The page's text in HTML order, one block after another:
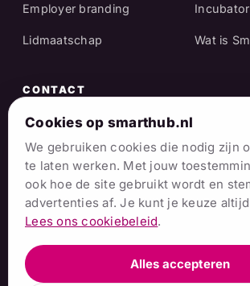
Employer branding
Lidmaatschap Wat is
CONTACT
Raadhuisstraat 25
7001 EX Doetinchem
info@smarthub.nl
06 38 06 65 16
Cookies op smarthub.nl
We gebruiken cookies die nodig zijn
te laten werken. Met jouw
ook hoe de site gebruikt wordt en
advertenties af. Je kunt je keuze
Lees ons cookiebeleid.
Alles accepteren